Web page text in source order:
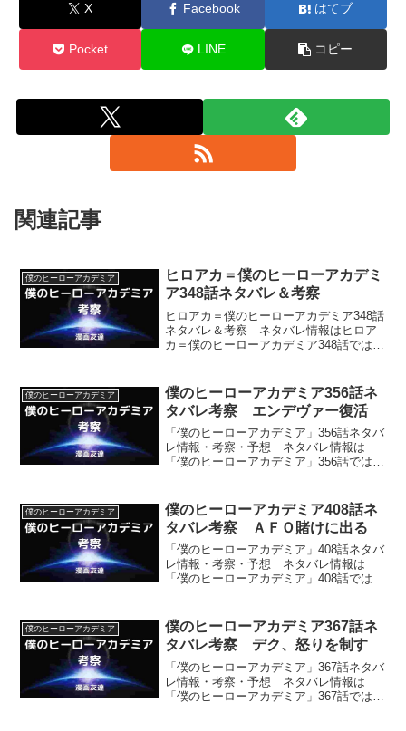
X Facebook はてブ
Pocket LINE コピー
関連記事
僕のヒーローアカデミア
ヒロアカ＝僕のヒーローアカデミ
ア348話ネタバレ＆考察
ヒロアカ＝僕のヒーローアカデミア348話
ネタバレ＆考察 ネタバレ情報はヒロア
カ＝僕のヒーローアカデミア348話では、
僕のヒーローアカデミア
僕のヒーローアカデミア356話ネ
タバレ考察 エンデヴァー復活
「僕のヒーローアカデミア」356話ネタバ
レ情報・考察・予想 ネタバレ情報は
「僕のヒーローアカデミア」356話では戦
僕のヒーローアカデミア
僕のヒーローアカデミア408話ネ
タバレ考察 ＡＦＯ賭けに出る
「僕のヒーローアカデミア」408話ネタバ
レ情報・考察・予想 ネタバレ情報は
「僕のヒーローアカデミア」408話では、
と大きな賭けに出る事などです。
僕のヒーローアカデミア
僕のヒーローアカデミア367話ネ
タバレ考察 デク、怒りを制す
「僕のヒーローアカデミア」367話ネタバ
レ情報・考察・予想 ネタバレ情報は
「僕のヒーローアカデミア」367話ではデ